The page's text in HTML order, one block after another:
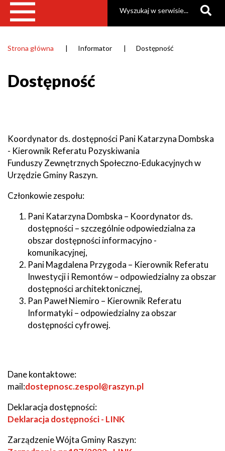
Strona główna Informator Dostępność
Dostępność
Koordynator ds. dostępności Pani Katarzyna Dombska
- Kierownik Referatu Pozyskiwania
Funduszy Zewnętrznych Społeczno-Edukacyjnych w
Urzędzie Gminy Raszyn.
Członkowie zespołu:
Pani Katarzyna Dombska – Koordynator ds.
dostępności – szczególnie odpowiedzialna za
obszar dostępności informacyjno -
komunikacyjnej,
Pani Magdalena Przygoda – Kierownik Referatu
Inwestycji i Remontów – odpowiedzialny za obszar
dostępności architektonicznej,
Pan Paweł Niemiro – Kierownik Referatu
Informatyki – odpowiedzialny za obszar
dostępności cyfrowej.
Dane kontaktowe:
mail:dostepnosc.zespol@raszyn.pl
Deklaracja dostępności:
Will
in
Deklaracja dostępności - LINK
Zarządzenie Wójta Gminy Raszyn: